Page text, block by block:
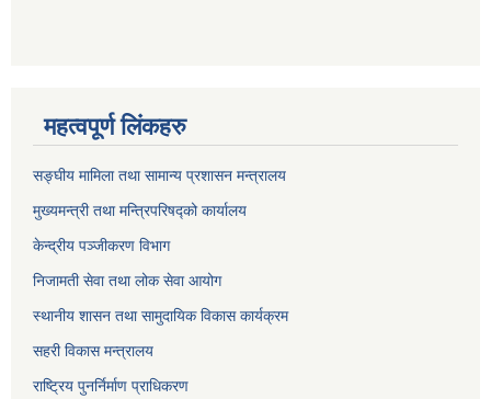
महत्वपूर्ण लिंकहरु
सङ्घीय मामिला तथा सामान्य प्रशासन मन्त्रालय
मुख्यमन्त्री तथा मन्त्रिपरिषद्को कार्यालय
केन्द्रीय पञ्जीकरण विभाग
निजामती सेवा तथा लोक सेवा आयोग
स्थानीय शासन तथा सामुदायिक विकास कार्यक्रम
सहरी विकास मन्त्रालय
राष्ट्रिय पुनर्निर्माण प्राधिकरण